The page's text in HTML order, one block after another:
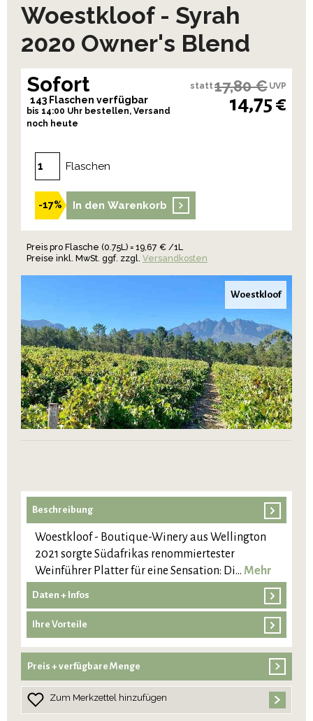
Woestkloof - Syrah
2020 Owner's Blend
Sofort
143 Flaschen verfügbar
bis 14:00 Uhr bestellen, Versand
noch heute
statt17,80 € UVP
14,75 €
Flaschen
-17% In den Warenkorb
Preis pro Flasche (0.75L) = 19,67 € /1L
Preise inkl. MwSt. ggf. zzgl. Versandkosten
Woestkloof
Beschreibung
Woestkloof - Boutique-Winery aus Wellington
2021 sorgte Südafrikas renommiertester
Weinführer Platter für eine Sensation: Di… Mehr
Daten + Infos
Ihre Vorteile
Preis + verfügbare Menge
Zum Merkzettel hinzufügen